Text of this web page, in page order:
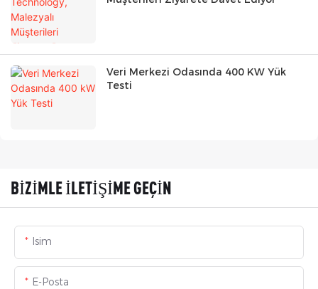
Veri Merkezi Odasında 400 KW Yük
Testi
BIZIMLE ILETIŞIME GEÇIN
Isim
E-Posta